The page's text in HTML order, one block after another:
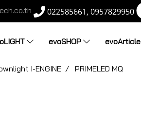
022585661, 0957829950
evoSHOP evoArticle
I-ENGINE PRIMELED MQ